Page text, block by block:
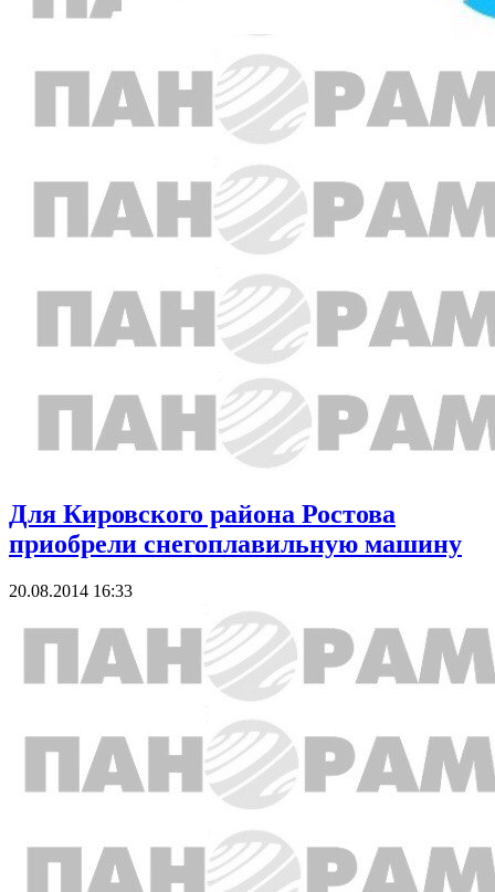
Для Кировского района Ростова
приобрели снегоплавильную машину
20.08.2014 16:33